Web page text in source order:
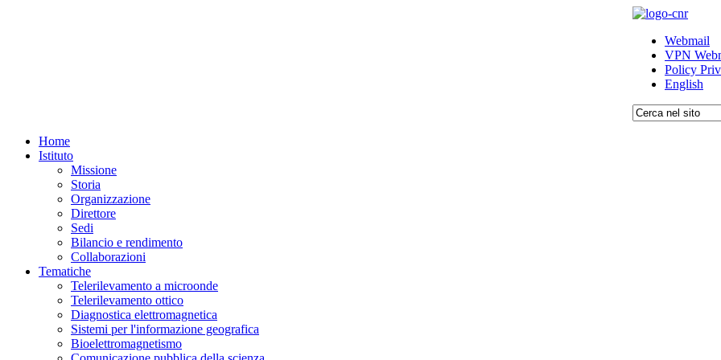
Webmail
VPN
Policy
English
Home
Istituto
Missione
Storia
Organizzazione
Direttore
Sedi
Bilancio e rendimento
Collaborazioni
Tematiche
Telerilevamento a microonde
Telerilevamento ottico
Diagnostica elettromagnetica
Sistemi per l'informazione geografica
Bioelettromagnetismo